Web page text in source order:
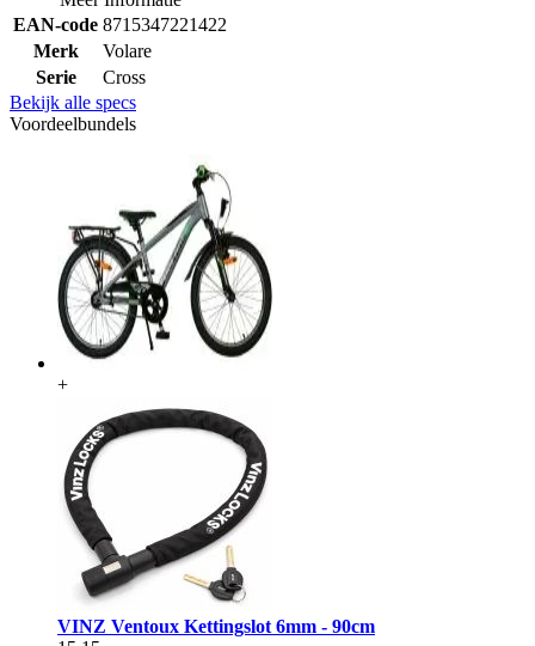
EAN-code 8715347221422
Merk
Volare
Serie
Cross
Bekijk alle specs
Voordeelbundels
+
VINZ Ventoux Kettingslot 6mm - 90cm